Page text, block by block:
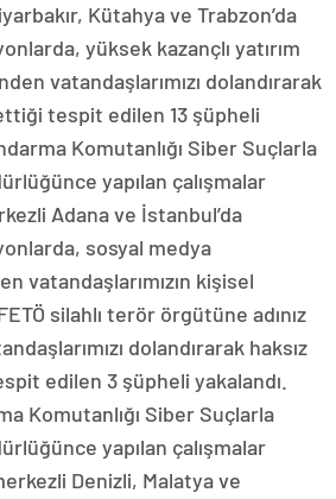
Kütahya ve Trabzon’da
yüksek kazançlı yatırım
vatandaşlarımızı dolandırarak
tespit edilen 13 şüpheli
Komutanlığı Siber Suçlarla
yapılan çalışmalar
Adana ve İstanbul’da
sosyal medya
vatandaşlarımızın kişisel
silahlı terör örgütüne adınız
dolandırarak haksız
edilen 3 şüpheli yakalandı.
Komutanlığı Siber Suçlarla
yapılan çalışmalar
Denizli, Malatya ve